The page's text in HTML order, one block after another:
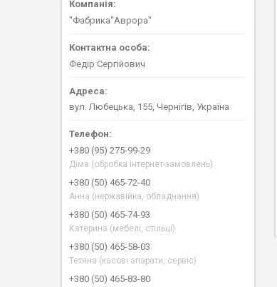
"Фабрика"Аврора"
Федір Сергійович
вул. Любецька, 155, Чернігів, Україна
+380 (95) 275-99-29
Діма (обробка інтернет-замовлень)
+380 (50) 465-72-40
Анна (нержавійка, обладнання)
+380 (50) 465-74-93
Катерина (мебелі, стільці)
+380 (50) 465-58-03
Тетяна (касові апарати, сервіс)
+380 (50) 465-83-80